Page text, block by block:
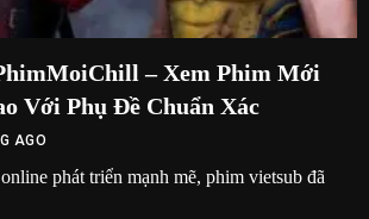
– Xem Phim Mới
Với Phụ Đề Chuẩn Xác
AGO
phát triển mạnh mẽ, phim vietsub đã